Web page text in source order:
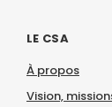
LE CSA
À propos
Vision,